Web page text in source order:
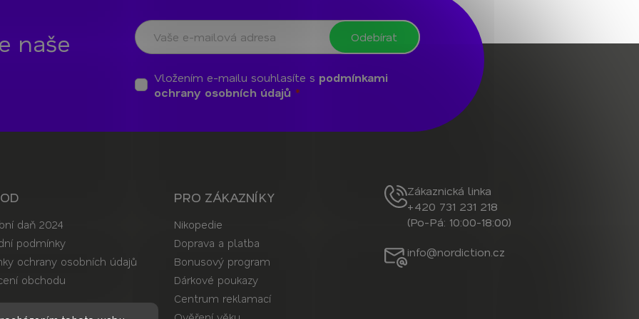
naše
Vložením e-mailu souhlasíte s podmínkami
ochrany osobních údajů
Odebírat
daň 2024
podmínky
ochrany osobních údajů
obchodu
PRO ZÁKAZNÍKY
Nikopedie
Doprava a platba
Bonusový program
Dárkové poukazy
Centrum reklamací
Zákaznická linka
+420 731 231 218
(Po-Pá: 10:00-18:00)
info@nordiction.cz